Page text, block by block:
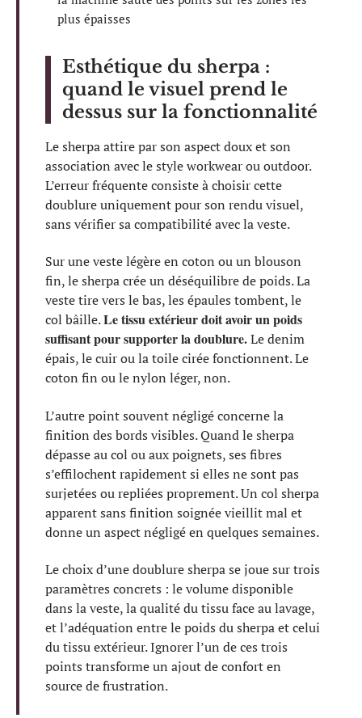
plus épaisses
Esthétique du sherpa :
quand le visuel prend le
dessus sur la fonctionnalité
Le sherpa attire par son aspect doux et son
association avec le style workwear ou outdoor.
L’erreur fréquente consiste à choisir cette
doublure uniquement pour son rendu visuel,
sans vérifier sa compatibilité avec la veste.
Sur une veste légère en coton ou un blouson
fin, le sherpa crée un déséquilibre de poids. La
veste tire vers le bas, les épaules tombent, le
col bâille.Le tissu extérieur doit avoir un poids
suffisant pour supporter la doublure.Le denim
épais, le cuir ou la toile cirée fonctionnent. Le
coton fin ou le nylon léger, non.
L’autre point souvent négligé concerne la
finition des bords visibles. Quand le sherpa
dépasse au col ou aux poignets, ses fibres
s’effilochent rapidement si elles ne sont pas
surjetées ou repliées proprement. Un col sherpa
apparent sans finition soignée vieillit mal et
donne un aspect négligé en quelques semaines.
Le choix d’une doublure sherpa se joue sur trois
paramètres concrets : le volume disponible
dans la veste, la qualité du tissu face au lavage,
et l’adéquation entre le poids du sherpa et celui
du tissu extérieur. Ignorer l’un de ces trois
points transforme un ajout de confort en
source de frustration.